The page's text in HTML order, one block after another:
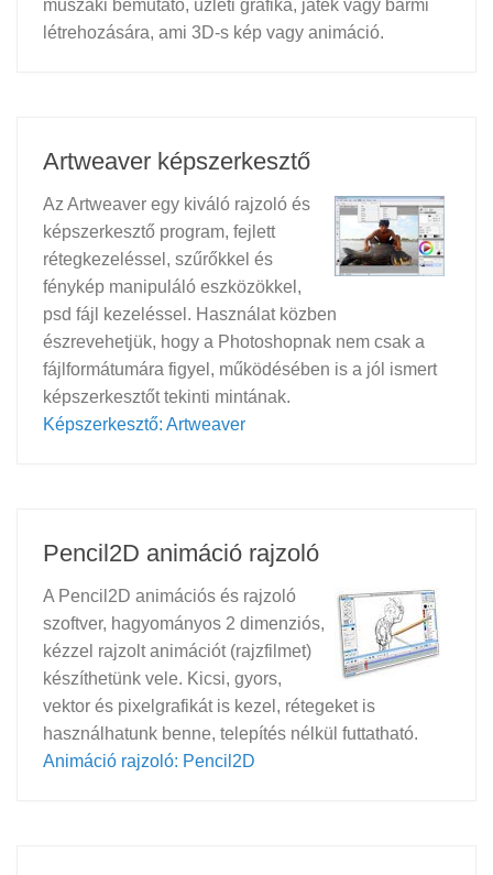
műszaki bemutató, üzleti grafika, játék vagy bármi
létrehozására, ami 3D-s kép vagy animáció.
Artweaver képszerkesztő
Az Artweaver egy kiváló rajzoló és
képszerkesztő program, fejlett
rétegkezeléssel, szűrőkkel és
fénykép manipuláló eszközökkel,
psd fájl kezeléssel. Használat közben
észrevehetjük, hogy a Photoshopnak nem csak a
fájlformátumára figyel, működésében is a jól ismert
képszerkesztőt tekinti mintának.
Képszerkesztő: Artweaver
Pencil2D animáció rajzoló
A Pencil2D animációs és rajzoló
szoftver, hagyományos 2 dimenziós,
kézzel rajzolt animációt (rajzfilmet)
készíthetünk vele. Kicsi, gyors,
vektor és pixelgrafikát is kezel, rétegeket is
használhatunk benne, telepítés nélkül futtatható.
Animáció rajzoló: Pencil2D